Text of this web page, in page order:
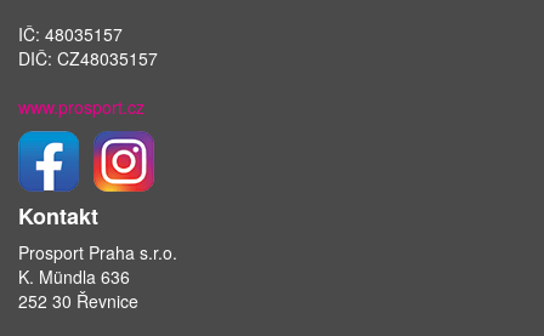
IČ: 48035157
DIČ: CZ48035157
www.prosport.cz
Kontakt
Prosport Praha s.r.o.
K. Mündla 636
252 30 Řevnice